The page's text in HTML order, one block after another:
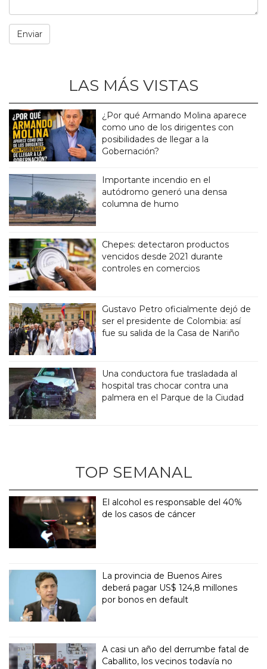
LAS MÁS VISTAS
¿Por qué Armando Molina aparece
como uno de los dirigentes con
posibilidades de llegar a la
Gobernación?
Importante incendio en el
autódromo generó una densa
columna de humo
Chepes: detectaron productos
vencidos desde 2021 durante
controles en comercios
Gustavo Petro oficialmente dejó de
ser el presidente de Colombia: así
fue su salida de la Casa de Nariño
Una conductora fue trasladada al
hospital tras chocar contra una
palmera en el Parque de la Ciudad
TOP SEMANAL
El alcohol es responsable del 40%
de los casos de cáncer
La provincia de Buenos Aires
deberá pagar US$ 124,8 millones
por bonos en default
A casi un año del derrumbe fatal de
Caballito, los vecinos todavía no